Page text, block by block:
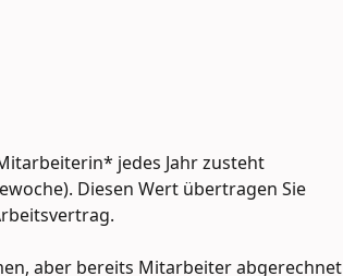
jedes Jahr zusteht
Diesen Wert übertragen Sie
aber bereits Mitarbeiter abgerechnet